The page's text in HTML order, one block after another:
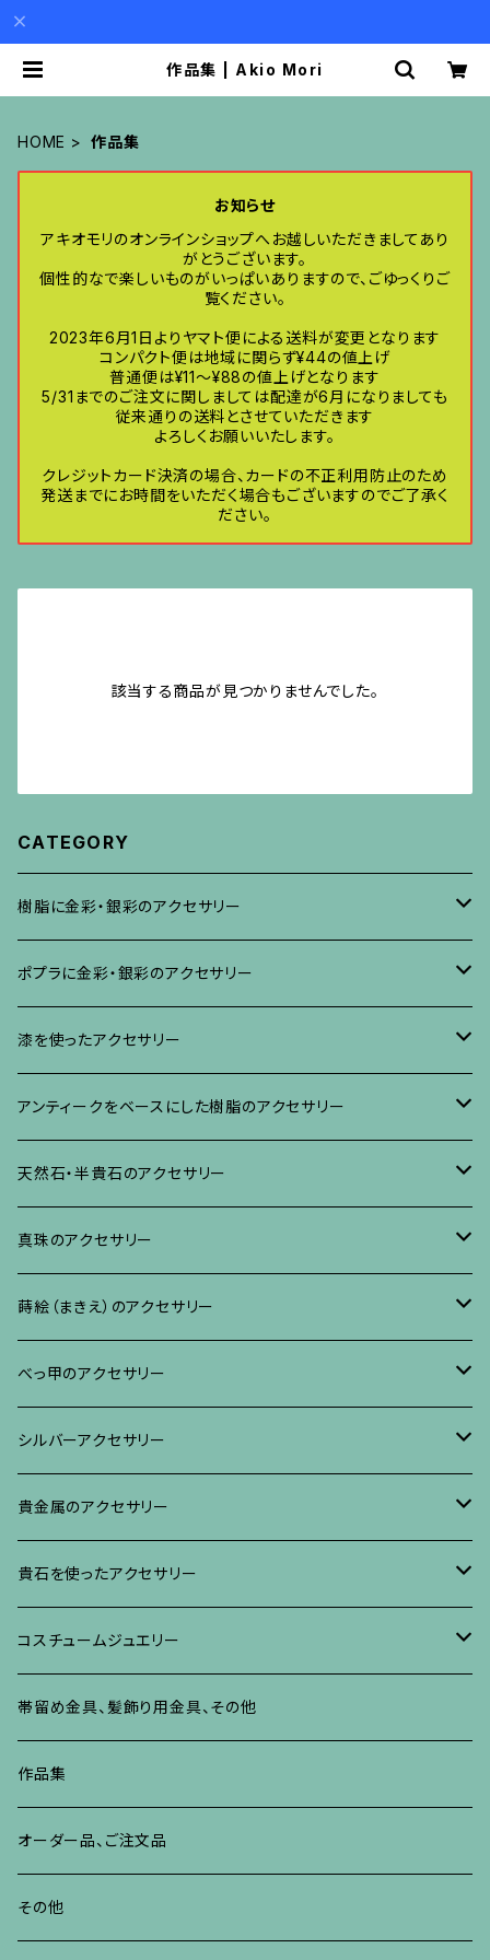
作品集 | Akio Mori
HOME 作品集
お知らせ
アキオモリのオンラインショップへお越しいただきましてあり
がとうございます。
個性的なで楽しいものがいっぱいありますので、ごゆっくりご
覧ください。
2023年6月1日よりヤマト便による送料が変更となります
コンパクト便は地域に関らず¥44の値上げ
普通便は¥11〜¥88の値上げとなります
5/31までのご注文に関しましては配達が6月になりましても
従来通りの送料とさせていただきます
よろしくお願いいたします。
クレジットカード決済の場合、カードの不正利用防止のため
発送までにお時間をいただく場合もございますのでご了承く
ださい。
該当する商品が見つかりませんでした。
CATEGORY
樹脂に金彩・銀彩のアクセサリー
ブローチ
イヤリング・ピアス
ネックレス、その他
ポプラに金彩・銀彩のアクセサリー
ブローチ
イヤリング、ピアス
ネックレス、ペンダント
ブレスレット、バングル、その他
漆を使ったアクセサリー
ブローチ
イヤリング・ピアス
ネックレス・ペンダント
リング
ブレスレット・バングル、その他
アンティークをベースにした樹脂のアクセサリー
ブローチ
イヤリング・ピアス
ネックレス、ペンダント
ブレスレット、その他
天然石・半貴石のアクセサリー
ブローチ
イヤリング・ピアス
ネックレス、ペンダント
リング
ブレスレット、その他
真珠のアクセサリー
ブローチ
イヤリング・ピアス
ネックレス、ペンダント
リング
ブレスレット、その他
蒔絵（まきえ）のアクセサリー
べっ甲に蒔絵のアクセサリー
ブローチ
イヤリング・ピアス
真珠に蒔絵のアクセサリー
ブローチ
イヤリング、ピアス
水晶に蒔絵のアクセサリー
ブローチ
イヤリング、ピアス
朴の木やポプラに蒔絵のアクセサリー
ブローチ
イヤリング・ピアス
その他の蒔絵のアクセサリー
べっ甲のアクセサリー
ブローチ
イヤリング、ピアス
ネックレス、ペンダント
リング
ブレスレット、バングル、その他
シルバーアクセサリー
ブローチ
イヤリング、ピアス
ネックレス、ペンダント
リング
ブレスレット、バングル、その他
貴金属のアクセサリー
ブローチ
イヤリング、ピアス
ネックレス、ペンダント
ブレスレット、その他
リング
貴石を使ったアクセサリー
ブローチ
イヤリング、ピアス
ネックレス、ペンダント
リング
ブレスレット、バングル
コスチュームジュエリー
ブローチ
イヤリング、ピアス
ネックレス、ペンダント
リング
帯留め金具、髪飾り用金具、その他
作品集
オーダー品、ご注文品
その他